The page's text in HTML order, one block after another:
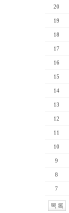
20
19
18
17
16
15
14
13
12
11
10
9
8
7